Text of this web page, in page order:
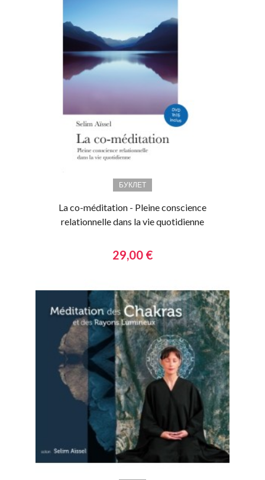
БУКЛЕТ
La co-méditation - Pleine conscience
relationnelle dans la vie quotidienne
29,00 €